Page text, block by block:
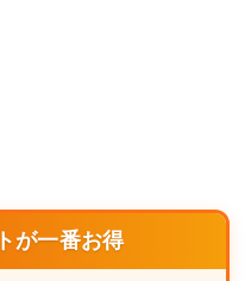
が一番お得